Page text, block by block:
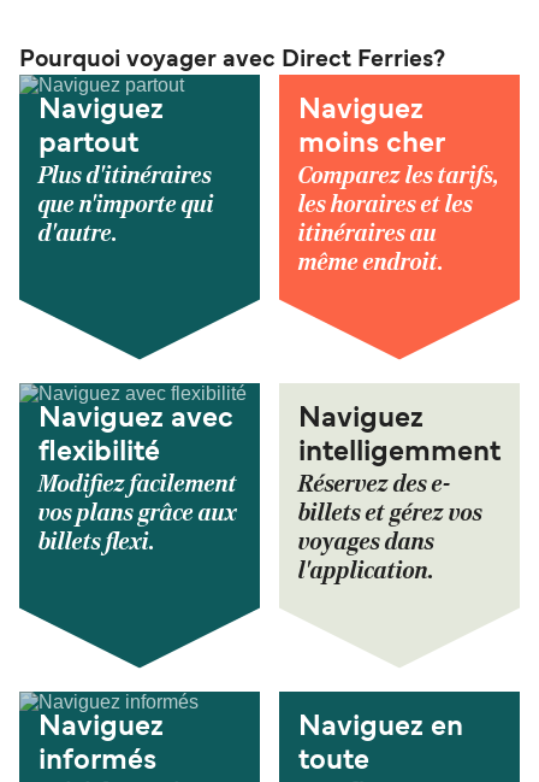
Pourquoi voyager avec Direct Ferries?
Naviguez
partout
Plus d'itinéraires
que n'importe qui
d'autre.
Naviguez
moins cher
Comparez les tarifs,
les horaires et les
itinéraires au
même endroit.
Naviguez avec
flexibilité
Modifiez facilement
vos plans grâce aux
billets flexi.
Naviguez
intelligemment
Réservez des e-
billets et gérez vos
voyages dans
l'application.
Naviguez
informés
Naviguez en
toute